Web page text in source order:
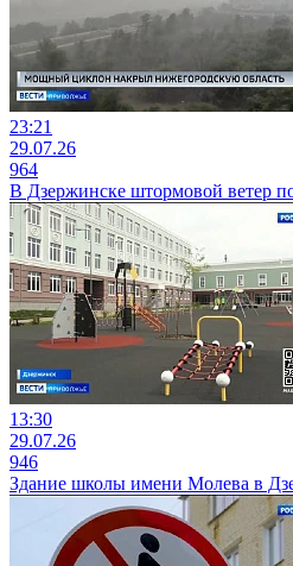
23:21
29.07.26
964
В Дзержинске штормовой ветер
13:30
29.07.26
946
Здание школы имени Молева в